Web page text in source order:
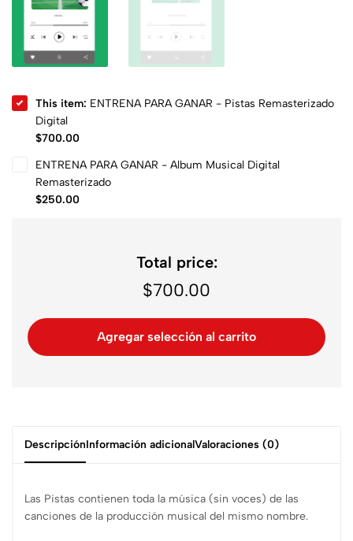
This item: ENTRENA PARA GANAR - Pistas Remasterizado
Digital
$700.00
ENTRENA PARA GANAR - Album Musical Digital
Remasterizado
$250.00
Total price:
$700.00
Agregar selección al carrito
DescripciónInformación adicionalValoraciones (0)
Las Pistas contienen toda la música (sin voces) de las
canciones de la producción musical del mismo nombre.